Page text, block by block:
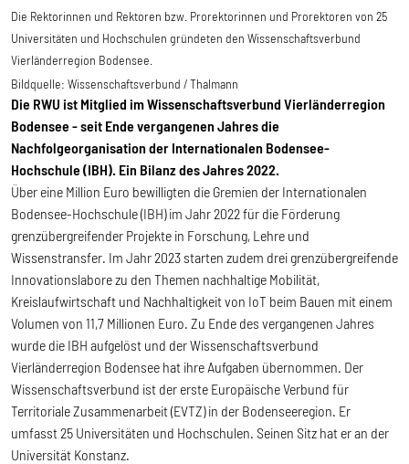
Die Rektorinnen und Rektoren bzw. Prorektorinnen und Prorektoren von 25
Universitäten und Hochschulen gründeten den Wissenschaftsverbund
Vierländerregion Bodensee.
Bildquelle: Wissenschaftsverbund / Thalmann
Die RWU ist Mitglied im Wissenschaftsverbund Vierländerregion
Bodensee - seit Ende vergangenen Jahres die
Nachfolgeorganisation der Internationalen Bodensee-
Hochschule (IBH). Ein Bilanz des Jahres 2022.
Über eine Million Euro bewilligten die Gremien der Internationalen
Bodensee-Hochschule (IBH) im Jahr 2022 für die Förderung
grenzübergreifender Projekte in Forschung, Lehre und
Wissenstransfer. Im Jahr 2023 starten zudem drei grenzübergreifende
Innovationslabore zu den Themen nachhaltige Mobilität,
Kreislaufwirtschaft und Nachhaltigkeit von IoT beim Bauen mit einem
Volumen von 11,7 Millionen Euro. Zu Ende des vergangenen Jahres
wurde die IBH aufgelöst und der Wissenschaftsverbund
Vierländerregion Bodensee hat ihre Aufgaben übernommen. Der
Wissenschaftsverbund ist der erste Europäische Verbund für
Territoriale Zusammenarbeit (EVTZ) in der Bodenseeregion. Er
umfasst 25 Universitäten und Hochschulen. Seinen Sitz hat er an der
Universität Konstanz.